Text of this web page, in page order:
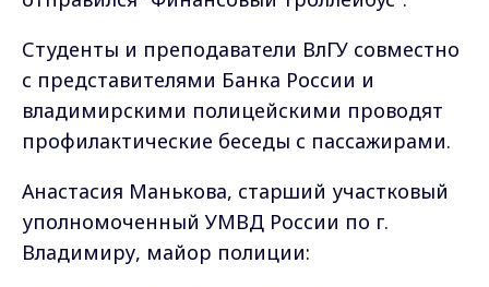
Студенты и преподаватели ВлГУ совместно
с представителями Банка России и
владимирскими полицейскими проводят
профилактические беседы с пассажирами.
Анастасия Манькова, старший участковый
уполномоченный УМВД России по г.
Владимиру, майор полиции: